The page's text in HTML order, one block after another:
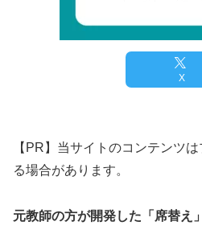
X
【PR】当サイトのコンテンツ
る場合があります。
元教師の方が開発した「席替え